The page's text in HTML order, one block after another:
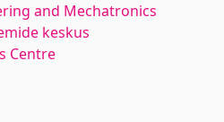
and Mechatronics
keskus
Centre